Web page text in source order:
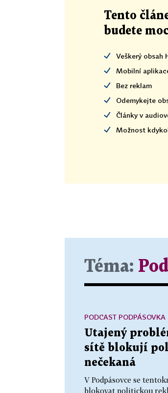
Tento
budete
Veškerý obsah
Mobilní
Bez reklam
Odemykejte
Články v
Možnost
Téma:
Utajený
sítě blokují
nečekaná
V Podpásovce se
blokovat politickou
PODCAST PODPÁSOVKA